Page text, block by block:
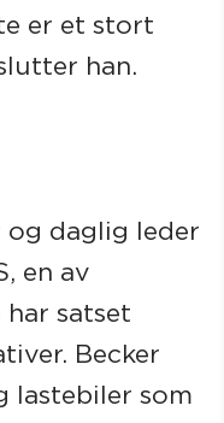
er et stort
han.
og daglig leder
en av
satset
Becker
lastebiler som